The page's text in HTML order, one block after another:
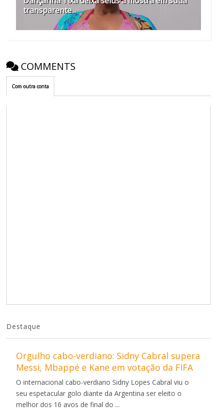
transparente...
COMMENTS
Com outra conta
Destaque
Orgulho cabo-verdiano: Sidny Cabral supera
Messi, Mbappé e Kane em votação da FIFA
O internacional cabo-verdiano Sidny Lopes Cabral viu o
seu espetacular golo diante da Argentina ser eleito o
melhor dos 16 avos de final do ...